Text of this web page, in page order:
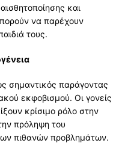
και
να παρέχουν
τους.
σημαντικός παράγοντας
εκφοβισμού. Οι γονείς
κρίσιμο ρόλο στην
πρόληψη του
πιθανών προβλημάτων.